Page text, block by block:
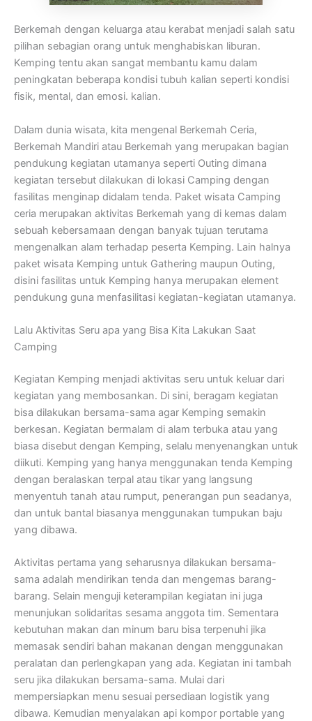
Berkemah dengan keluarga atau kerabat menjadi salah satu
pilihan sebagian orang untuk menghabiskan liburan.
Kemping tentu akan sangat membantu kamu dalam
peningkatan beberapa kondisi tubuh kalian seperti kondisi
fisik, mental, dan emosi. kalian.
Dalam dunia wisata, kita mengenal Berkemah Ceria,
Berkemah Mandiri atau Berkemah yang merupakan bagian
pendukung kegiatan utamanya seperti Outing dimana
kegiatan tersebut dilakukan di lokasi Camping dengan
fasilitas menginap didalam tenda. Paket wisata Camping
ceria merupakan aktivitas Berkemah yang di kemas dalam
sebuah kebersamaan dengan banyak tujuan terutama
mengenalkan alam terhadap peserta Kemping. Lain halnya
paket wisata Kemping untuk Gathering maupun Outing,
disini fasilitas untuk Kemping hanya merupakan element
pendukung guna menfasilitasi kegiatan-kegiatan utamanya.
Lalu Aktivitas Seru apa yang Bisa Kita Lakukan Saat
Camping
Kegiatan Kemping menjadi aktivitas seru untuk keluar dari
kegiatan yang membosankan. Di sini, beragam kegiatan
bisa dilakukan bersama-sama agar Kemping semakin
berkesan. Kegiatan bermalam di alam terbuka atau yang
biasa disebut dengan Kemping, selalu menyenangkan untuk
diikuti. Kemping yang hanya menggunakan tenda Kemping
dengan beralaskan terpal atau tikar yang langsung
menyentuh tanah atau rumput, penerangan pun seadanya,
dan untuk bantal biasanya menggunakan tumpukan baju
yang dibawa.
Aktivitas pertama yang seharusnya dilakukan bersama-
sama adalah mendirikan tenda dan mengemas barang-
barang. Selain menguji keterampilan kegiatan ini juga
menunjukan solidaritas sesama anggota tim. Sementara
kebutuhan makan dan minum baru bisa terpenuhi jika
memasak sendiri bahan makanan dengan menggunakan
peralatan dan perlengkapan yang ada. Kegiatan ini tambah
seru jika dilakukan bersama-sama. Mulai dari
mempersiapkan menu sesuai persediaan logistik yang
dibawa. Kemudian menyalakan api kompor portable yang